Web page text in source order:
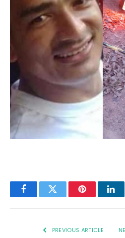
FacebookTwitter Pinterest
PREVIOUS ARTICLE